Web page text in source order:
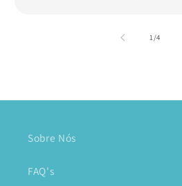
1/de
4
Sobre Nós
FAQ's